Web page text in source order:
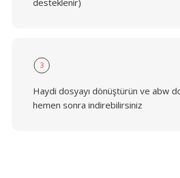
desteklenir)
3
Haydi dosyayı dönüştürün ve abw
hemen sonra indirebilirsiniz